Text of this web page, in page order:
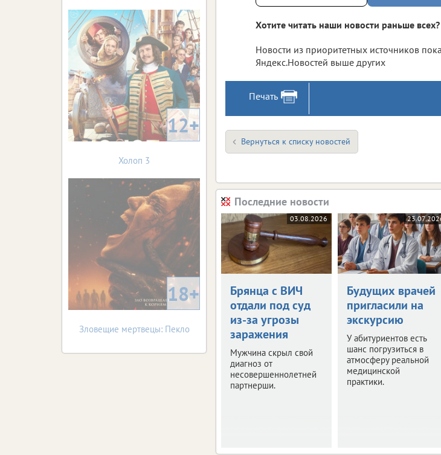
Хотите читать наши новости раньше всех?
Новости из приоритетных источников
Яндекс.Новостей выше других
Печать
Вернуться к списку новостей
Последние новости
03.08.2026
Брянца с ВИЧ
отдали под суд
из-за угрозы
заражения
Мужчина скрыл свой
диагноз от
несовершеннолетней
партнерши.
Будущих врачей
пригласили на
экскурсию
У абитуриентов есть
шанс погрузиться в
атмосферу реальной
медицинской
практики.
12+
Холоп 3
18+
Зловещие мертвецы: Пекло